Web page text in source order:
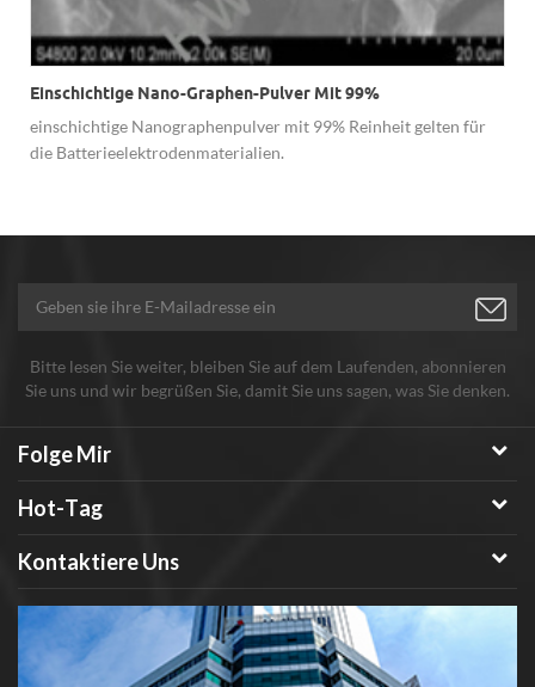
Einschichtige Nano-Graphen-Pulver Mit 99%
einschichtige Nanographenpulver mit 99% Reinheit gelten für
die Batterieelektrodenmaterialien.
Bitte lesen Sie weiter, bleiben Sie auf dem Laufenden, abonnieren
Sie uns und wir begrüßen Sie, damit Sie uns sagen, was Sie denken.
Folge Mir
Hot-Tag
Kontaktiere Uns